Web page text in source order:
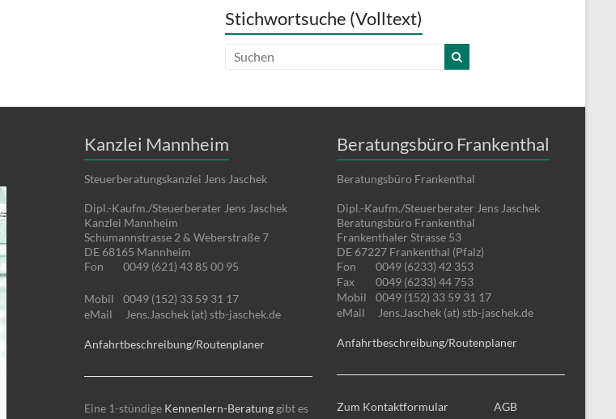
Stichwortsuche (Volltext)
Kanzlei Mannheim
Steuerberatungskanzlei Jens Jaschek
Dipl.-Kaufm./Steuerberater Jens Jaschek
Kanzlei Mannheim
Schumannstrasse 2 & Weberstraße 7
DE 68165 Mannheim
Fon
0049 (621) 43 85 00 95
Mobil
0049 (152) 33 59 31 17
eMail
Jens.Jaschek (at) stb-jaschek.de
Anfahrtbeschreibung/Routenplaner
Eine 1-stündige Kennenlern-Beratung gibt es
Beratungsbüro Frankenthal
Beratungsbüro Frankenthal
Dipl.-Kaufm./Steuerberater Jens Jaschek
Beratungsbüro Frankenthal
Frankenthaler Strasse 53
DE 67227 Frankenthal (Pfalz)
Fon
0049 (6233) 42 353
Fax
0049 (6233) 44 753
Mobil
0049 (152) 33 59 31 17
eMail
Jens.Jaschek (at) stb-jaschek.de
Anfahrtbeschreibung/Routenplaner
Zum Kontaktformular AGB